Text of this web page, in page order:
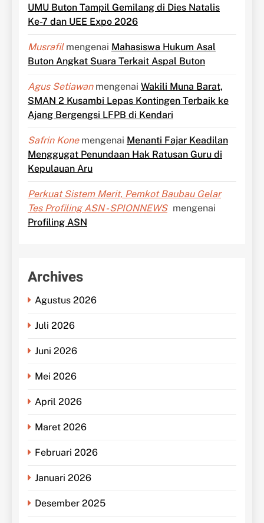
UMU Buton Tampil Gemilang di Dies Natalis
Ke-7 dan UEE Expo 2026
Musrafilmengenai Mahasiswa Hukum Asal
Buton Angkat Suara Terkait Aspal Buton
Agus Setiawanmengenai Wakili Muna Barat,
SMAN 2 Kusambi Lepas Kontingen Terbaik ke
Ajang Bergengsi LFPB di Kendari
Safrin Konemengenai Menanti Fajar Keadilan
Menggugat Penundaan Hak Ratusan Guru di
Kepulauan Aru
Perkuat Sistem Merit, Pemkot Baubau Gelar
Tes Profiling ASN - SPIONNEWS mengenai
Profiling ASN
Archives
Agustus 2026
Juli 2026
Juni 2026
Mei 2026
April 2026
Maret 2026
Februari 2026
Januari 2026
Desember 2025